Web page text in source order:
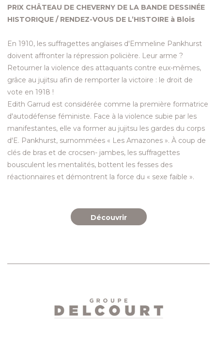
PRIX CHÂTEAU DE CHEVERNY DE LA BANDE DESSINÉE
HISTORIQUE / RENDEZ-VOUS DE L’HISTOIRE à Blois
En 1910, les suffragettes anglaises d'Emmeline Pankhurst
doivent affronter la répression policière. Leur arme ?
Retourner la violence des attaquants contre eux-mêmes,
grâce au jujitsu afin de remporter la victoire : le droit de
vote en 1918 !
Edith Garrud est considérée comme la première formatrice
d'autodéfense féministe. Face à la violence subie par les
manifestantes, elle va former au jujitsu les gardes du corps
d'E. Pankhurst, surnommées « Les Amazones ». À coup de
clés de bras et de crocsen- jambes, les suffragettes
bousculent les mentalités, bottent les fesses des
réactionnaires et démontrent la force du « sexe faible ».
Découvrir